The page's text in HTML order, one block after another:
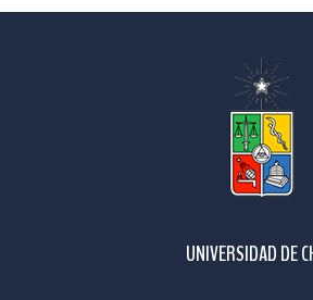
UNIVERSIDAD DE